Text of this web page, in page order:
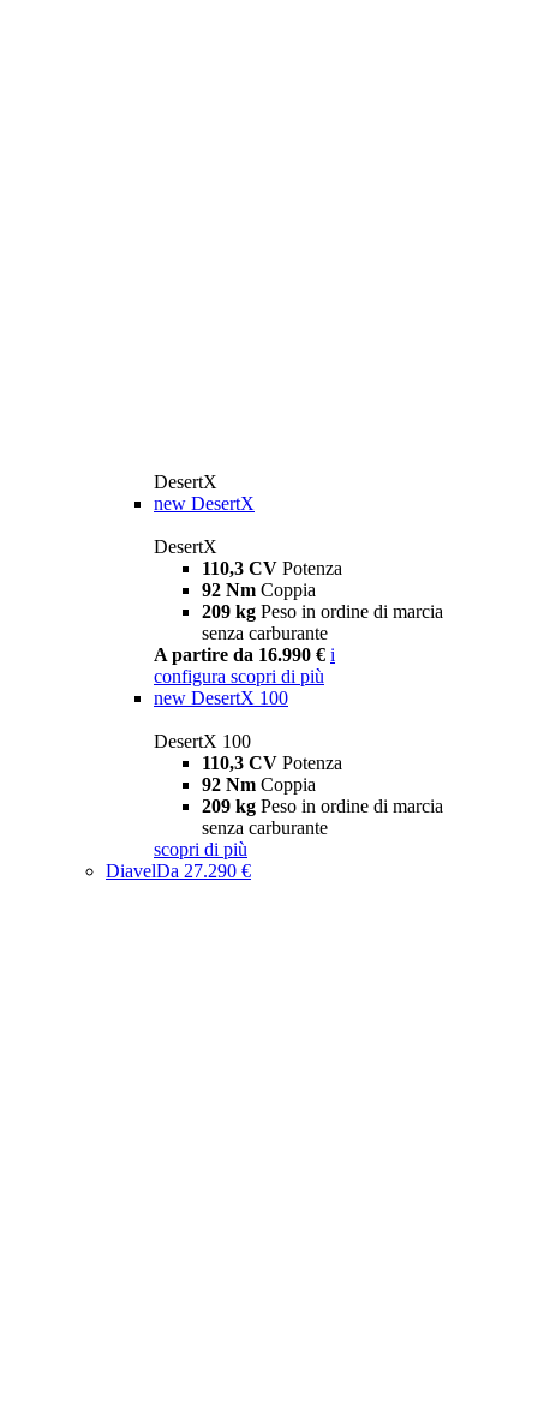
DesertX
new DesertX
DesertX
110,3 CV Potenza
92 Nm Coppia
209 kg Peso in ordine di marcia
senza carburante
A partire da 16.990 € i
configura scopri di più
new DesertX 100
DesertX 100
110,3 CV Potenza
92 Nm Coppia
209 kg Peso in ordine di marcia
senza carburante
scopri di più
DiavelDa 27.290 €